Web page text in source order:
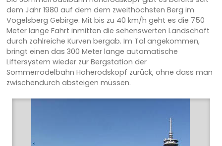
dem Jahr 1980 auf dem dem zweithöchsten Berg im
Vogelsberg Gebirge. Mit bis zu 40 km/h geht es die 750
Meter lange Fahrt inmitten die sehenswerten Landschaft
durch zahlreiche Kurven bergab. Im Tal angekommen,
bringt einen das 300 Meter lange automatische
Liftersystem wieder zur Bergstation der
Sommerrodelbahn Hoherodskopf zurück, ohne dass man
zwischendurch absteigen müssen.